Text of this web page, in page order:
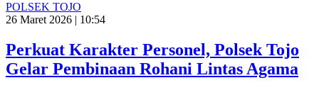
POLSEK TOJO
26 Maret 2026 | 10:54
Perkuat Karakter Personel, Polsek Tojo
Gelar Pembinaan Rohani Lintas Agama